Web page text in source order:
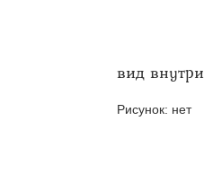
вид внутри
Рисунок: нет